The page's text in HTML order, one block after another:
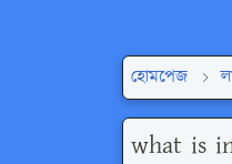
হোমপেজ
what is